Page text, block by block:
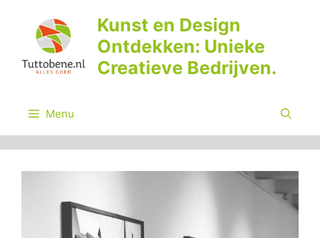
inhoud
Kunst en Design
Ontdekken: Unieke
Creatieve Bedrijven.
Menu